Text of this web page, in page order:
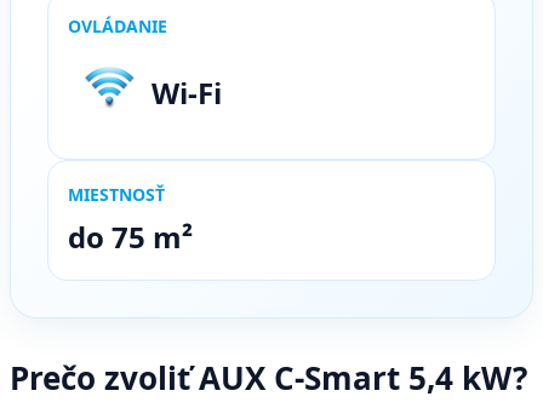
OVLÁDANIE
Wi-Fi
MIESTNOSŤ
do 75 m²
Prečo zvoliť AUX C-Smart 5,4 kW?